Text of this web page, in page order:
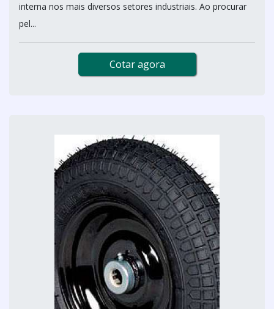
interna nos mais diversos setores industriais. Ao procurar
pel...
Cotar agora